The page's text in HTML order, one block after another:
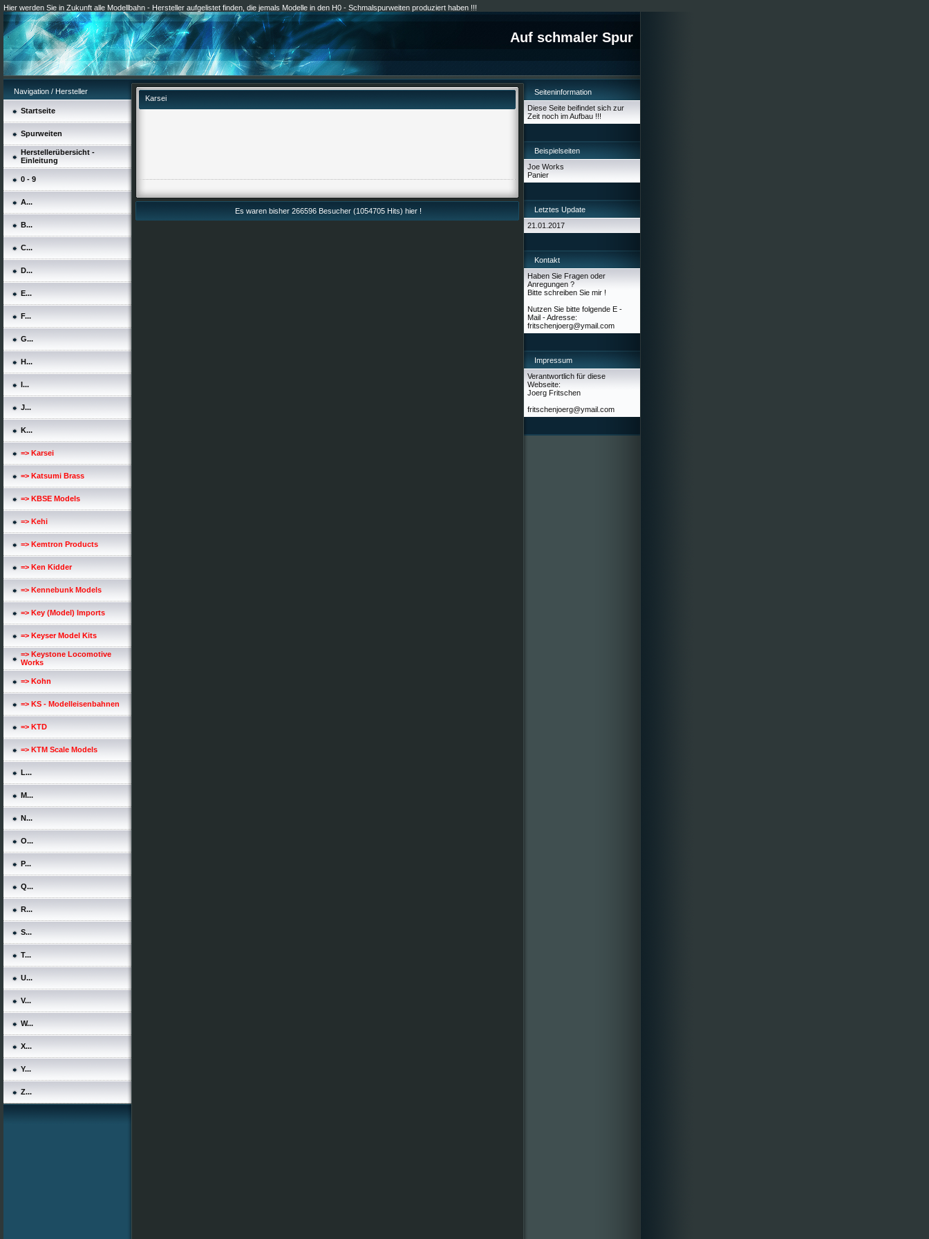
Hier werden Sie in Zukunft alle Modellbahn - Hersteller aufgelistet finden, die jemals Modelle in den H0 - Schmalspurweiten produziert haben !!!
Auf schmaler Spur
Navigation / Hersteller
Startseite
Spurweiten
Herstellerübersicht -
Einleitung
0 - 9
A...
B...
C...
D...
E...
F...
G...
H...
I...
J...
K...
=> Karsei
=> Katsumi Brass
=> KBSE Models
=> Kehi
=> Kemtron Products
=> Ken Kidder
=> Kennebunk Models
=> Key (Model) Imports
=> Keyser Model Kits
=> Keystone Locomotive
Works
=> Kohn
=> KS - Modelleisenbahnen
=> KTD
=> KTM Scale Models
L...
M...
N...
O...
P...
Q...
R...
S...
T...
U...
V...
W...
X...
Y...
Z...
Karsei
Es waren bisher 266596 Besucher (1054705 Hits) hier !
Seiteninformation
Diese Seite beifindet sich zur
Zeit noch im Aufbau !!!
Beispielseiten
Joe Works
Panier
Letztes Update
21.01.2017
Kontakt
Haben Sie Fragen oder
Anregungen ?
Bitte schreiben Sie mir !
Nutzen Sie bitte folgende E -
Mail - Adresse:
fritschenjoerg@ymail.com
Impressum
Verantwortlich für diese
Webseite:
Joerg Fritschen
fritschenjoerg@ymail.com